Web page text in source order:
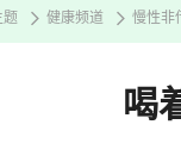
题 健康频道 慢性非
喝